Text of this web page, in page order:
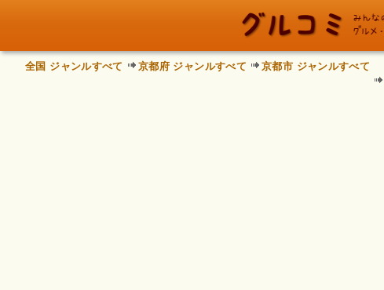
全国 ジャンルすべて 京都府 ジャンルすべて
京都市 ジャンルすべて